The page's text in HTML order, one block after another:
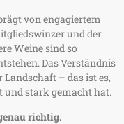
von engagiertem
und der
Weine sind so
Das Verständnis
Landschaft – das ist es,
und stark gemacht hat.
richtig.